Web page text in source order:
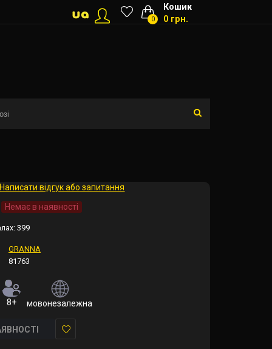
Кошик
0 0 грн.
Написати відгук або запитання
Немає в наявності
399
GRANNA
81763
8+ мовонезалежна (правила українською)